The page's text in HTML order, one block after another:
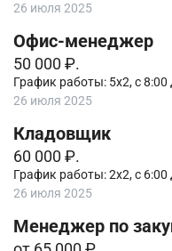
26 июля 2025
Офис-менеджер
50 000 ₽.
График работы: 5х2, с 8:00
26 июля 2025
Кладовщик
60 000 ₽.
График работы: 2х2, с 6:00
26 июля 2025
Менеджер по